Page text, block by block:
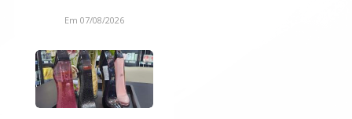
Em 07/08/2026